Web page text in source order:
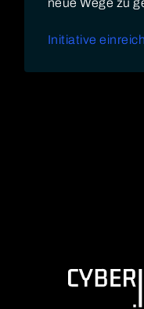
neue Wege zu
Initiative